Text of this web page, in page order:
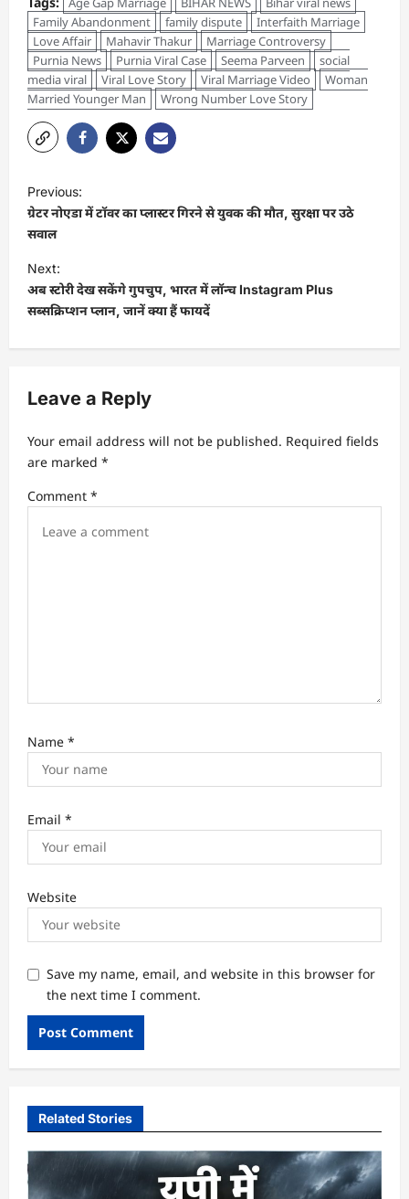
Family Abandonment
family dispute
Interfaith Marriage
Love Affair
Mahavir Thakur
Marriage Controversy
Purnia News
Purnia Viral Case Seema Parveen
social
media viral
Viral Love Story Viral Marriage Video
Woman
Married Younger Man
Wrong Number Love Story
Previous:
ग्रेटर नोएडा में टॉवर का प्लास्टर गिरने से युवक की मौत, सुरक्षा पर उठे
सवाल
Next:
अब स्टोरी देख सकेंगे गुपचुप, भारत में लॉन्च Instagram Plus
सब्सक्रिप्शन प्लान, जानें क्या हैं फायदें
Leave a Reply
Your email address will not be published. Required fields
are marked *
Comment *
Name *
Email *
Website
Save my name, email, and website in this browser for
the next time I comment.
Related Stories